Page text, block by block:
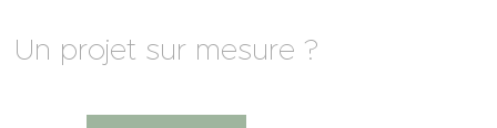
Un projet sur mesure ?